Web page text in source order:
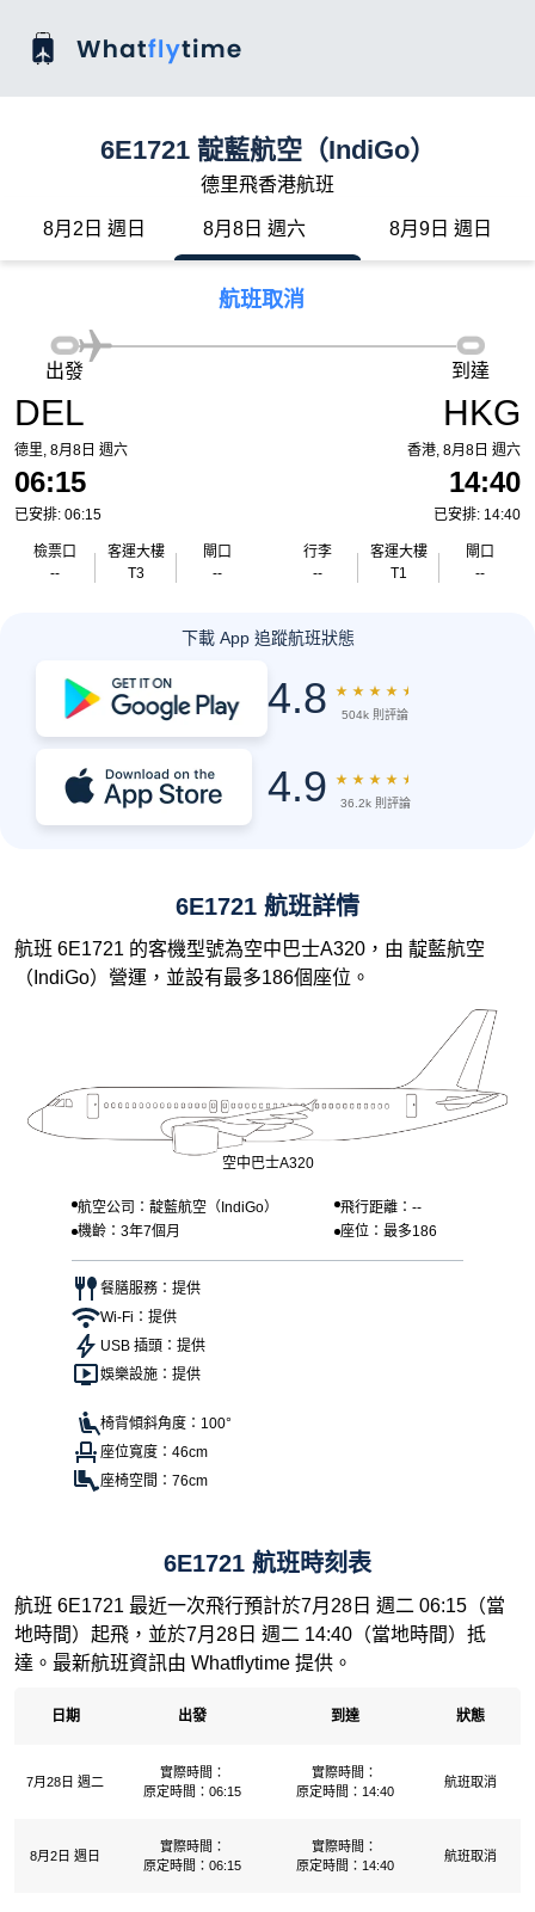
6E1721 靛藍航空（IndiGo）
德里飛香港航班
8月2日 週日 8月8日 週六 8月9日 週日
航班取消
DEL
德里, 8月8日 週六
06:15
已安排: 06:15
檢票口
--
客運大樓
T3
閘口
--
出發 到達
HKG
香港, 8月8日 週六
14:40
已安排: 14:40
行李
--
客運大樓
T1
閘口
--
下載 App 追蹤航班狀態
4.8 ★ ★ ★ ★ ★
504k 則評論
4.9 ★ ★ ★ ★ ★
36.2k 則評論
6E1721 航班詳情
航班 6E1721 的客機型號為空中巴士A320，由 靛藍航空
（IndiGo）營運，並設有最多186個座位。
空中巴士A320
航空公司：靛藍航空（IndiGo）
飛行距離：--
機齡：3年7個月
座位：最多186
餐膳服務：提供
Wi-Fi：提供
USB 插頭：提供
娛樂設施：提供
椅背傾斜角度：100°
座位寬度：46cm
座椅空間：76cm
6E1721 航班時刻表
航班 6E1721 最近一次飛行預計於7月28日 週二 06:15（當
地時間）起飛，並於7月28日 週二 14:40（當地時間）抵
達。最新航班資訊由 Whatflytime 提供。
日期 出發 到達 狀態
7月28日 週二
實際時間：
原定時間：06:15
實際時間：
原定時間：14:40
航班取消
8月2日 週日
實際時間：
原定時間：06:15
實際時間：
原定時間：14:40
航班取消